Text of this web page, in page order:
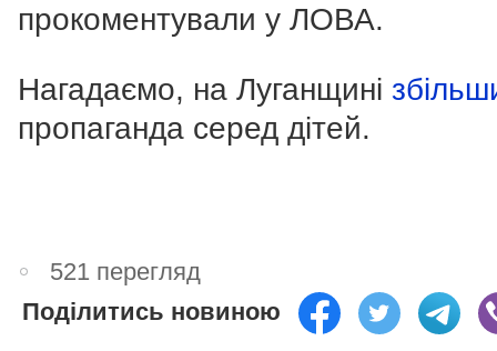
прокоментували у ЛОВА.
Нагадаємо, на Луганщині
пропаганда серед дітей.
521 перегляд
Поділитись новиною